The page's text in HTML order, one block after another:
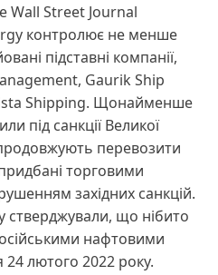
Wall Street Journal
контролює не менше
підставні компанії,
Gaurik Ship
Shipping. Щонайменше
під санкції Великої
перевозити
торговими
західних санкцій.
стверджували, що нібито
нафтовими
24 лютого 2022 року.